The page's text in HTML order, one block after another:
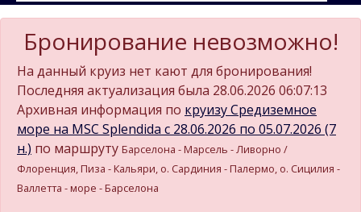
Бронирование невозможно!
На данный круиз нет кают для бронирования!
Последняя актуализация была 28.06.2026 06:07:13
Архивная информация по круизу Средиземное
море на MSC Splendida c 28.06.2026 по 05.07.2026 (7
н.) по маршруту Барселона - Марсель - Ливорно /
Флоренция, Пиза - Кальяри, о. Сардиния - Палермо, о. Сицилия -
Валлетта - море - Барселона